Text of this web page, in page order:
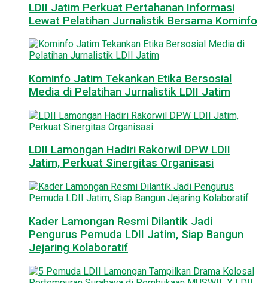
LDII Jatim Perkuat Pertahanan Informasi
Lewat Pelatihan Jurnalistik Bersama Kominfo
Kominfo Jatim Tekankan Etika Bersosial
Media di Pelatihan Jurnalistik LDII Jatim
LDII Lamongan Hadiri Rakorwil DPW LDII
Jatim, Perkuat Sinergitas Organisasi
Kader Lamongan Resmi Dilantik Jadi
Pengurus Pemuda LDII Jatim, Siap Bangun
Jejaring Kolaboratif